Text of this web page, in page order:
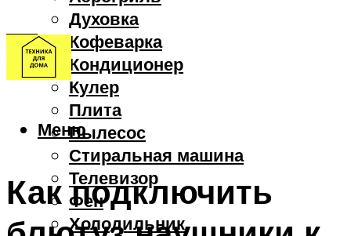
Духовка
Кофеварка
Кондиционер
Кулер
Плита
Пылесос
Стиральная машина
Телевизор
Фен
Холодильник
Меню
Как подключить